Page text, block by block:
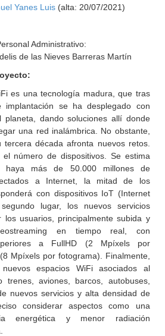
Yanes Luis(alta: 20/07/2021)
Administrativo:
de las Nieves Barreras Martín
es una tecnología madura, que tras
implantación se ha desplegado con
dando soluciones allí donde
una red inalámbrica. No obstante,
década afronta nuevos retos.
número de dispositivos. Se estima
haya más de 50.000 millones de
a Internet, la mitad de los
con dispositivos IoT (Internet
lugar, los nuevos servicios
los usuarios, principalmente subida y
en tiempo real, con
a FullHD (2 Mpíxels por
Mpíxels por fotograma). Finalmente,
espacios WiFi asociados al
trenes, aviones, barcos, autobuses,
nuevos servicios y alta densidad de
considerar aspectos como una
energética y menor radiación